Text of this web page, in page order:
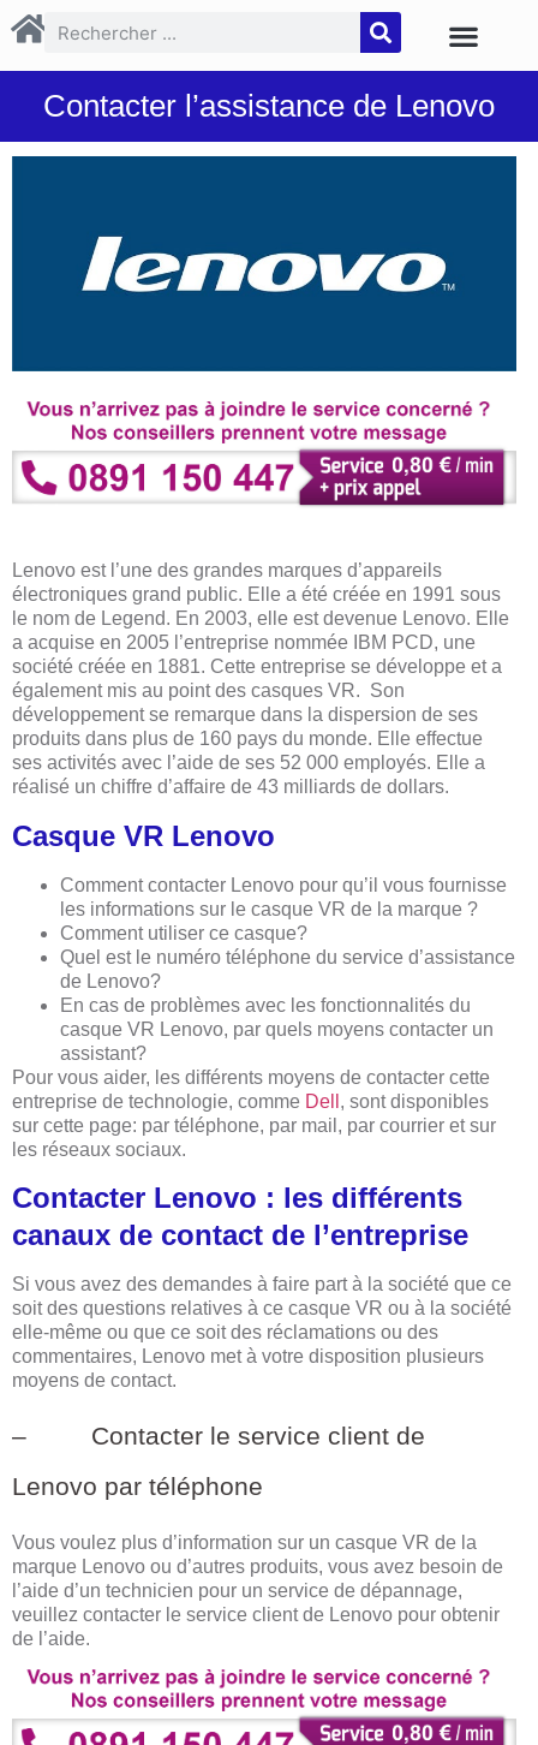
Contacter l’assistance de Lenovo
Lenovo est l’une des grandes marques d’appareils
électroniques grand public. Elle a été créée en 1991 sous
le nom de Legend. En 2003, elle est devenue Lenovo. Elle
a acquise en 2005 l’entreprise nommée IBM PCD, une
société créée en 1881. Cette entreprise se développe et a
également mis au point des casques VR. Son
développement se remarque dans la dispersion de ses
produits dans plus de 160 pays du monde. Elle effectue
ses activités avec l’aide de ses 52 000 employés. Elle a
réalisé un chiffre d’affaire de 43 milliards de dollars.
Casque VR Lenovo
Comment contacter Lenovo pour qu’il vous fournisse
les informations sur le casque VR de la marque ?
Comment utiliser ce casque?
Quel est le numéro téléphone du service d’assistance
de Lenovo?
En cas de problèmes avec les fonctionnalités du
casque VR Lenovo, par quels moyens contacter un
assistant?
Pour vous aider, les différents moyens de contacter cette
entreprise de technologie, comme Dell , sont disponibles
sur cette page: par téléphone, par mail, par courrier et sur
les réseaux sociaux.
Contacter Lenovo : les différents
canaux de contact de l’entreprise
Si vous avez des demandes à faire part à la société que ce
soit des questions relatives à ce casque VR ou à la société
elle-même ou que ce soit des réclamations ou des
commentaires, Lenovo met à votre disposition plusieurs
moyens de contact.
– Contacter le service client de
Lenovo par téléphone
Vous voulez plus d’information sur un casque VR de la
marque Lenovo ou d’autres produits, vous avez besoin de
l’aide d’un technicien pour un service de dépannage,
veuillez contacter le service client de Lenovo pour obtenir
de l’aide.